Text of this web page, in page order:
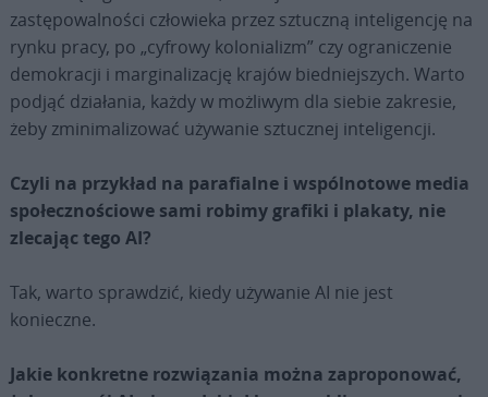
zastępowalności człowieka przez sztuczną inteligencję na
rynku pracy, po „cyfrowy kolonializm” czy ograniczenie
demokracji i marginalizację krajów biedniejszych. Warto
podjąć działania, każdy w możliwym dla siebie zakresie,
żeby zminimalizować używanie sztucznej inteligencji.
Czyli na przykład na parafialne i wspólnotowe media
społecznościowe sami robimy grafiki i plakaty, nie
zlecając tego AI?
Tak, warto sprawdzić, kiedy używanie AI nie jest
konieczne.
Jakie konkretne rozwiązania można zaproponować,